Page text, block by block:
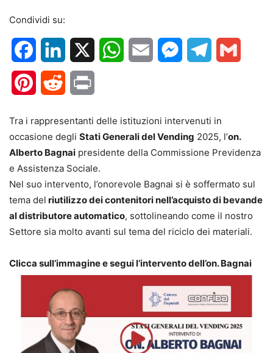
Condividi su:
FacebookLinkedIn WhatsApp
Email MessengerTelegram
PinterestReddit
Tra i rappresentanti delle istituzioni intervenuti in
occasione degli Stati Generali del Vending 2025, l’on.
Alberto Bagnai presidente della Commissione Previdenza
e Assistenza Sociale.
Nel suo intervento, l’onorevole Bagnai si è soffermato sul
tema del riutilizzo dei contenitori nell’acquisto di bevande
al distributore automatico, sottolineando come il nostro
Settore sia molto avanti sul tema del riciclo dei materiali.
Clicca sull’immagine e segui l’intervento dell’on. Bagnai